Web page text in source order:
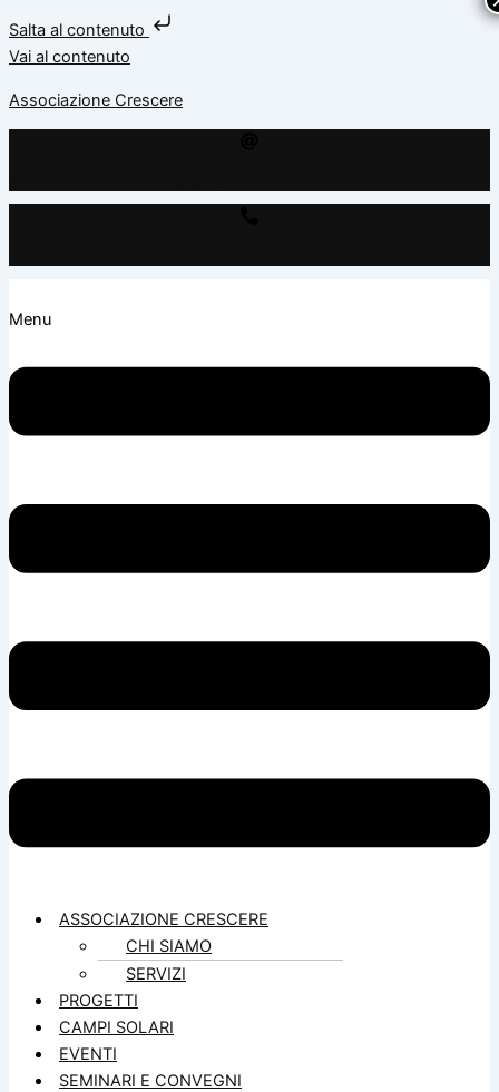
Salta al contenuto
Vai al contenuto
Associazione Crescere
Menu
ASSOCIAZIONE CRESCERE
CHI SIAMO
SERVIZI
PROGETTI
CAMPI SOLARI
EVENTI
SEMINARI E CONVEGNI